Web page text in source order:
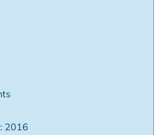
2016